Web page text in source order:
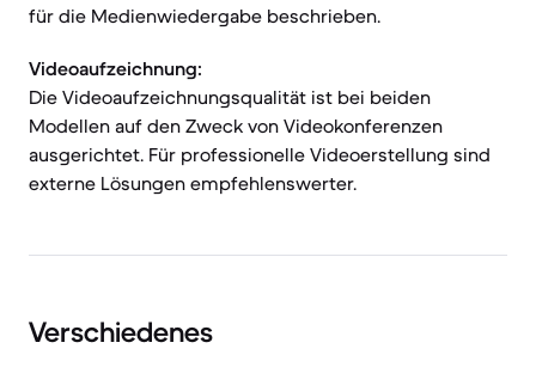
für die Medienwiedergabe beschrieben.
Videoaufzeichnung:
Die Videoaufzeichnungsqualität ist bei beiden
Modellen auf den Zweck von Videokonferenzen
ausgerichtet. Für professionelle Videoerstellung sind
externe Lösungen empfehlenswerter.
Verschiedenes